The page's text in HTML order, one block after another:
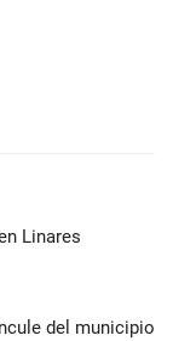
Linares
del municipio